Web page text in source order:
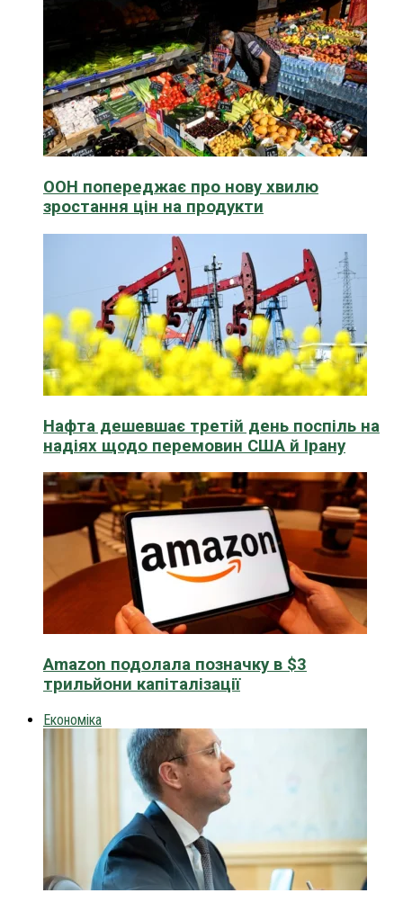
ООН попереджає про нову хвилю
зростання цін на продукти
Нафта дешевшає третій день поспіль на
надіях щодо перемовин США й Ірану
Amazon подолала позначку в $3
трильйони капіталізації
Економіка